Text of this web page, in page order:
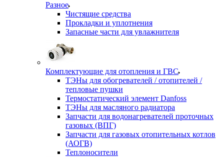
Разное
Чистящие средства
Прокладки и уплотнения
Запасные части для увлажнителя
Комплектующие для отопления и ГВС
ТЭНы для обогревателей / отопителей /
тепловые пушки
Термостатический элемент Danfoss
ТЭНы для масляного радиатора
Запчасти для водонагревателей проточных
газовых (ВПГ)
Запчасти для газовых отопительных котлов
(АОГВ)
Теплоносители